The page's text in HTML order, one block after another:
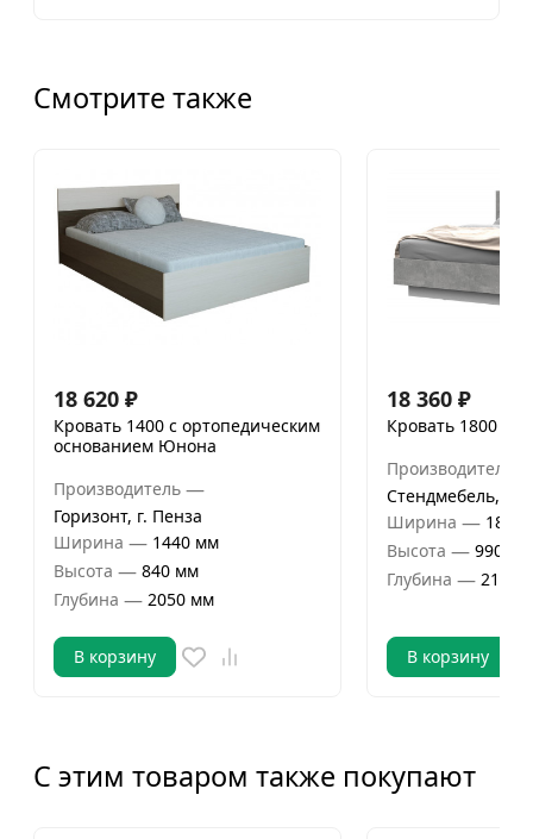
Смотрите также
18 620 ₽
Кровать 1400 с ортопедическим
основанием Юнона
Производитель —
Горизонт, г. Пенза
Ширина — 1440 мм
Высота — 840 мм
Глубина — 2050 мм
В корзину
18 360 ₽
Кровать 1800
Производитель
Стендмебель,
Ширина — 1872
Высота — 990 мм
Глубина — 2100
В корзину
С этим товаром также покупают